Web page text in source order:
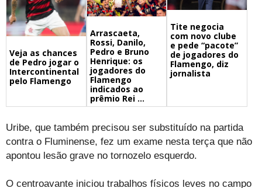
Veja as chances
de Pedro jogar o
Intercontinental
pelo Flamengo
Arrascaeta,
Rossi, Danilo,
Pedro e Bruno
Henrique: os
jogadores do
Flamengo
indicados ao
prêmio Rei ...
Tite negocia
com novo clube
e pede “pacote”
de jogadores do
Flamengo, diz
jornalista
Uribe, que também precisou ser substituído na partida
contra o Fluminense, fez um exame nesta terça que não
apontou lesão grave no tornozelo esquerdo.
O centroavante iniciou trabalhos físicos leves no campo